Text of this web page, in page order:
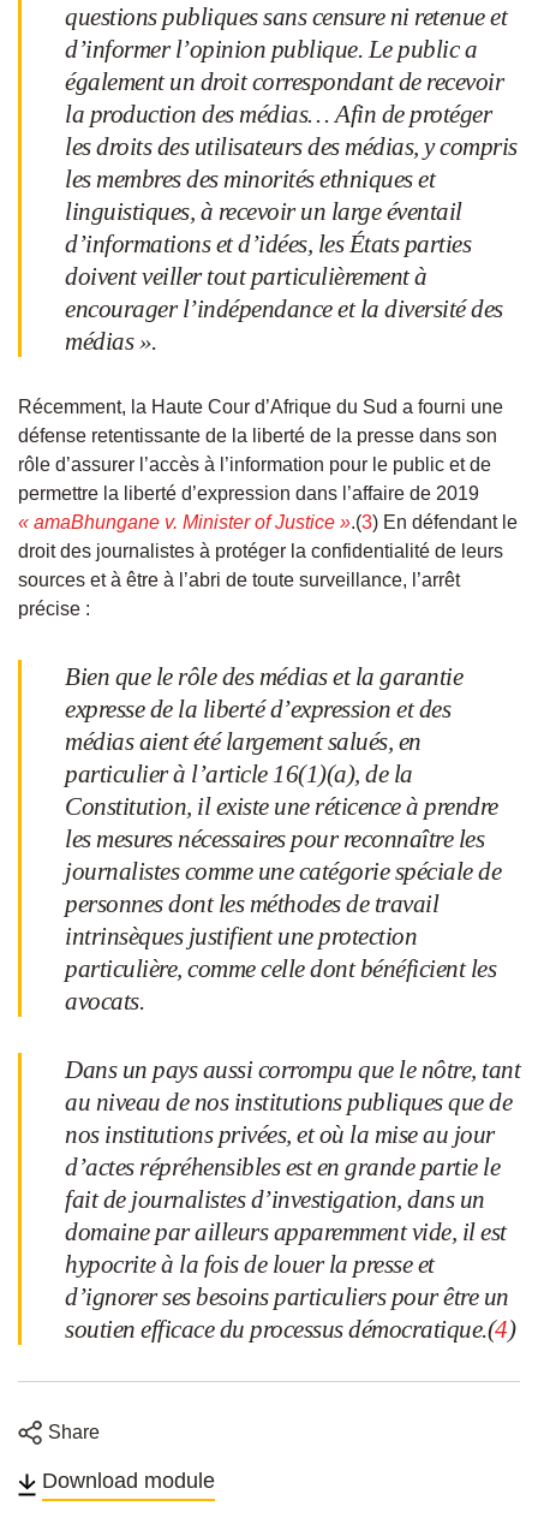
questions publiques sans censure ni retenue et
d’informer l’opinion publique. Le public a
également un droit correspondant de recevoir
la production des médias… Afin de protéger
les droits des utilisateurs des médias, y compris
les membres des minorités ethniques et
linguistiques, à recevoir un large éventail
d’informations et d’idées, les États parties
doivent veiller tout particulièrement à
encourager l’indépendance et la diversité des
médias ».
Récemment, la Haute Cour d’Afrique du Sud a fourni une
défense retentissante de la liberté de la presse dans son
rôle d’assurer l’accès à l’information pour le public et de
permettre la liberté d’expression dans l’affaire de 2019
« amaBhungane v. Minister of Justice ».(3) En défendant le
droit des journalistes à protéger la confidentialité de leurs
sources et à être à l’abri de toute surveillance, l’arrêt
précise :
Bien que le rôle des médias et la garantie
expresse de la liberté d’expression et des
médias aient été largement salués, en
particulier à l’article 16(1)(a), de la
Constitution, il existe une réticence à prendre
les mesures nécessaires pour reconnaître les
journalistes comme une catégorie spéciale de
personnes dont les méthodes de travail
intrinsèques justifient une protection
particulière, comme celle dont bénéficient les
avocats.
Dans un pays aussi corrompu que le nôtre, tant
au niveau de nos institutions publiques que de
nos institutions privées, et où la mise au jour
d’actes répréhensibles est en grande partie le
fait de journalistes d’investigation, dans un
domaine par ailleurs apparemment vide, il est
hypocrite à la fois de louer la presse et
d’ignorer ses besoins particuliers pour être un
soutien efficace du processus démocratique.(4)
Share
TwitterFacebook
Download module